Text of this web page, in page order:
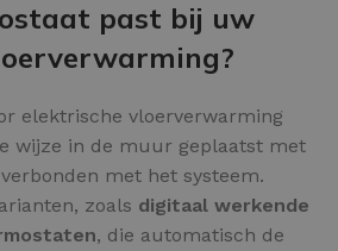
past bij uw
elektrische vloerverwarming
wijze in de muur geplaatst met
met het systeem.
zoals digitaal werkende
, die automatisch de